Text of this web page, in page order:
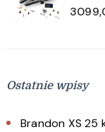
Ostatnie wpisy
Brandon XS 25